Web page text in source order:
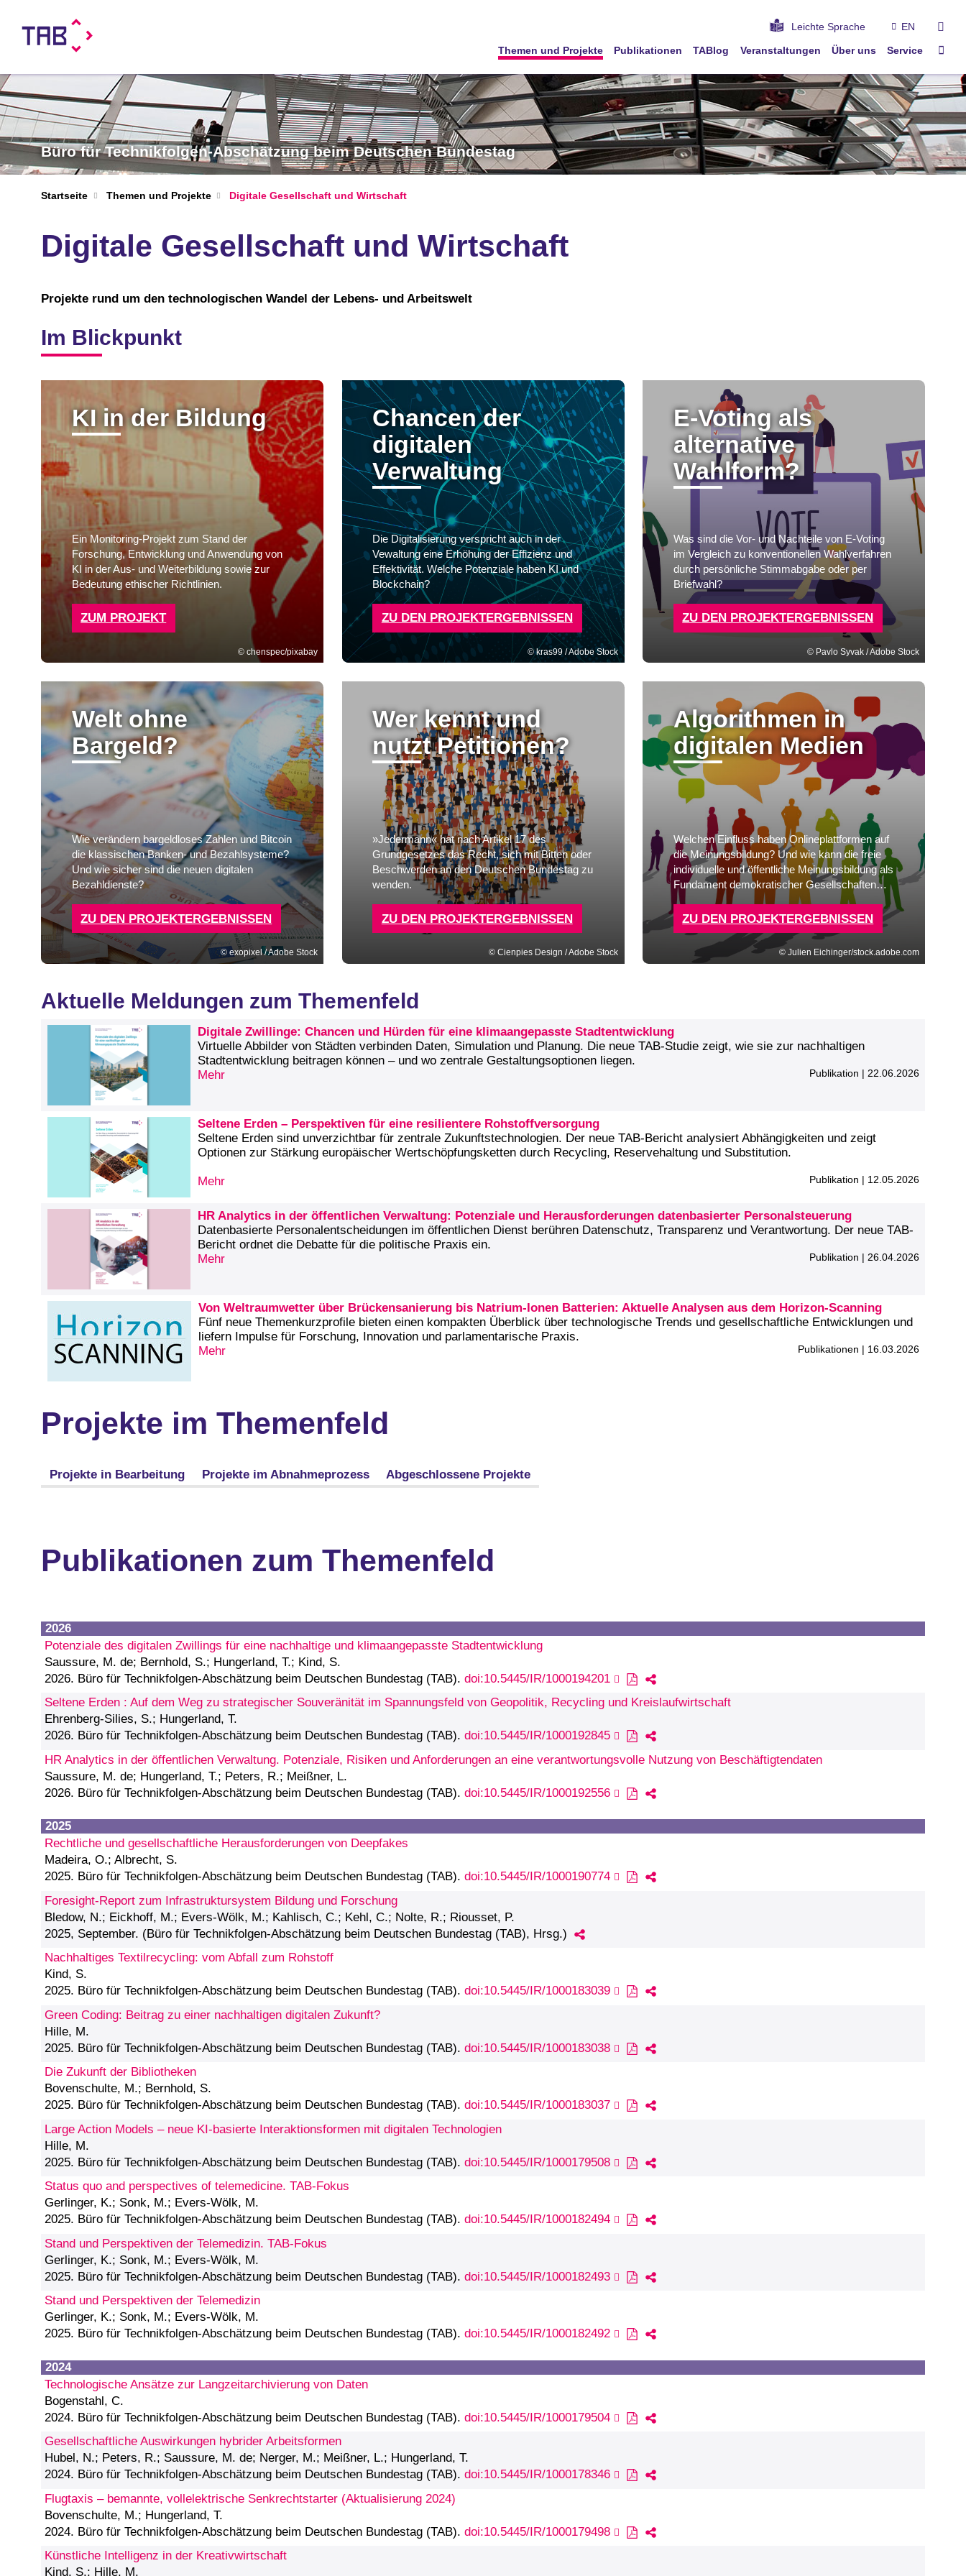
Leichte Sprache EN
Themen und Projekte Publikationen TABlog Veranstaltungen Über uns Service
Büro für Technikfolgen-Abschätzung beim Deutschen Bundestag
Startseite Themen und Projekte Digitale Gesellschaft und Wirtschaft
Digitale Gesellschaft und Wirtschaft
Projekte rund um den technologischen Wandel der Lebens- und Arbeitswelt
Im Blickpunkt
chenspec/pixabay
KI in der Bildung
Ein Monitoring-Projekt zum Stand der
Forschung, Entwicklung und Anwendung von
KI in der Aus- und Weiterbildung sowie zur
Bedeutung ethischer Richtlinien.
ZUM PROJEKT
kras99 / Adobe Stock
Chancen der
digitalen
Verwaltung
Die Digitalisierung verspricht auch in der
Vewaltung eine Erhöhung der Effizienz und
Effektivität. Welche Potenziale haben KI und
Blockchain?
ZU DEN PROJEKTERGEBNISSEN
Pavlo Syvak / Adobe Stock
E-Voting als
alternative
Wahlform?
Was sind die Vor- und Nachteile von E-Voting
im Vergleich zu konventionellen Wahlverfahren
durch persönliche Stimmabgabe oder per
Briefwahl?
ZU DEN PROJEKTERGEBNISSEN
exopixel / Adobe Stock
Welt ohne
Bargeld?
Wie verändern bargeldloses Zahlen und Bitcoin
die klassischen Banken- und Bezahlsysteme?
Und wie sicher sind die neuen digitalen
Bezahldienste?
ZU DEN PROJEKTERGEBNISSEN
Cienpies Design / Adobe Stock
Wer kennt und
nutzt Petitionen?
»Jedermann« hat nach Artikel 17 des
Grundgesetzes das Recht, sich mit Bitten oder
Beschwerden an den Deutschen Bundestag zu
wenden.
ZU DEN PROJEKTERGEBNISSEN
Julien Eichinger/stock.adobe.com
Algorithmen in
digitalen Medien
Welchen Einfluss haben Onlineplattformen auf
die Meinungsbildung? Und wie kann die freie
individuelle und öffentliche Meinungsbildung als
Fundament demokratischer Gesellschaften
gestärkt werden?
ZU DEN PROJEKTERGEBNISSEN
Aktuelle Meldungen zum Themenfeld
Digitale Zwillinge: Chancen und Hürden für eine klimaangepasste Stadtentwicklung
Virtuelle Abbilder von Städten verbinden Daten, Simulation und Planung. Die neue TAB-Studie zeigt, wie sie zur nachhaltigen
Stadtentwicklung beitragen können – und wo zentrale Gestaltungsoptionen liegen.
Mehr
Publikation | 22.06.2026
Seltene Erden – Perspektiven für eine resilientere Rohstoffversorgung
Seltene Erden sind unverzichtbar für zentrale Zukunftstechnologien. Der neue TAB‑Bericht analysiert Abhängigkeiten und zeigt
Optionen zur Stärkung europäischer Wertschöpfungsketten durch Recycling, Reservehaltung und Substitution.
Mehr Publikation | 12.05.2026
HR Analytics in der öffentlichen Verwaltung: Potenziale und Herausforderungen datenbasierter Personalsteuerung
Datenbasierte Personalentscheidungen im öffentlichen Dienst berühren Datenschutz, Transparenz und Verantwortung. Der neue TAB-
Bericht ordnet die Debatte für die politische Praxis ein.
Mehr
Publikation | 26.04.2026
Von Weltraumwetter über Brückensanierung bis Natrium-Ionen Batterien: Aktuelle Analysen aus dem Horizon-Scanning
Fünf neue Themenkurzprofile bieten einen kompakten Überblick über technologische Trends und gesellschaftliche Entwicklungen und
liefern Impulse für Forschung, Innovation und parlamentarische Praxis.
Mehr
Publikationen | 16.03.2026
Projekte im Themenfeld
Projekte in Bearbeitung Projekte im Abnahmeprozess Abgeschlossene Projekte
Publikationen zum Themenfeld
2026
Potenziale des digitalen Zwillings für eine nachhaltige und klimaangepasste Stadtentwicklung
Saussure, M. de; Bernhold, S.; Hungerland, T.; Kind, S.
2026. Büro für Technikfolgen-Abschätzung beim Deutschen Bundestag (TAB). doi:10.5445/IR/1000194201
Seltene Erden : Auf dem Weg zu strategischer Souveränität im Spannungsfeld von Geopolitik, Recycling und Kreislaufwirtschaft
Ehrenberg-Silies, S.; Hungerland, T.
2026. Büro für Technikfolgen-Abschätzung beim Deutschen Bundestag (TAB). doi:10.5445/IR/1000192845
HR Analytics in der öffentlichen Verwaltung. Potenziale, Risiken und Anforderungen an eine verantwortungsvolle Nutzung von Beschäftigtendaten
Saussure, M. de; Hungerland, T.; Peters, R.; Meißner, L.
2026. Büro für Technikfolgen-Abschätzung beim Deutschen Bundestag (TAB). doi:10.5445/IR/1000192556
2025
Rechtliche und gesellschaftliche Herausforderungen von Deepfakes
Madeira, O.; Albrecht, S.
2025. Büro für Technikfolgen-Abschätzung beim Deutschen Bundestag (TAB). doi:10.5445/IR/1000190774
Foresight-Report zum Infrastruktursystem Bildung und Forschung
Bledow, N.; Eickhoff, M.; Evers-Wölk, M.; Kahlisch, C.; Kehl, C.; Nolte, R.; Riousset, P.
2025, September. (Büro für Technikfolgen-Abschätzung beim Deutschen Bundestag (TAB), Hrsg.)
Nachhaltiges Textilrecycling: vom Abfall zum Rohstoff
Kind, S.
2025. Büro für Technikfolgen-Abschätzung beim Deutschen Bundestag (TAB). doi:10.5445/IR/1000183039
Green Coding: Beitrag zu einer nachhaltigen digitalen Zukunft?
Hille, M.
2025. Büro für Technikfolgen-Abschätzung beim Deutschen Bundestag (TAB). doi:10.5445/IR/1000183038
Die Zukunft der Bibliotheken
Bovenschulte, M.; Bernhold, S.
2025. Büro für Technikfolgen-Abschätzung beim Deutschen Bundestag (TAB). doi:10.5445/IR/1000183037
Large Action Models – neue KI-basierte Interaktionsformen mit digitalen Technologien
Hille, M.
2025. Büro für Technikfolgen-Abschätzung beim Deutschen Bundestag (TAB). doi:10.5445/IR/1000179508
Status quo and perspectives of telemedicine. TAB-Fokus
Gerlinger, K.; Sonk, M.; Evers-Wölk, M.
2025. Büro für Technikfolgen-Abschätzung beim Deutschen Bundestag (TAB). doi:10.5445/IR/1000182494
Stand und Perspektiven der Telemedizin. TAB-Fokus
Gerlinger, K.; Sonk, M.; Evers-Wölk, M.
2025. Büro für Technikfolgen-Abschätzung beim Deutschen Bundestag (TAB). doi:10.5445/IR/1000182493
Stand und Perspektiven der Telemedizin
Gerlinger, K.; Sonk, M.; Evers-Wölk, M.
2025. Büro für Technikfolgen-Abschätzung beim Deutschen Bundestag (TAB). doi:10.5445/IR/1000182492
2024
Technologische Ansätze zur Langzeitarchivierung von Daten
Bogenstahl, C.
2024. Büro für Technikfolgen-Abschätzung beim Deutschen Bundestag (TAB). doi:10.5445/IR/1000179504
Gesellschaftliche Auswirkungen hybrider Arbeitsformen
Hubel, N.; Peters, R.; Saussure, M. de; Nerger, M.; Meißner, L.; Hungerland, T.
2024. Büro für Technikfolgen-Abschätzung beim Deutschen Bundestag (TAB). doi:10.5445/IR/1000178346
Flugtaxis – bemannte, vollelektrische Senkrechtstarter (Aktualisierung 2024)
Bovenschulte, M.; Hungerland, T.
2024. Büro für Technikfolgen-Abschätzung beim Deutschen Bundestag (TAB). doi:10.5445/IR/1000179498
Künstliche Intelligenz in der Kreativwirtschaft
Kind, S.; Hille, M.